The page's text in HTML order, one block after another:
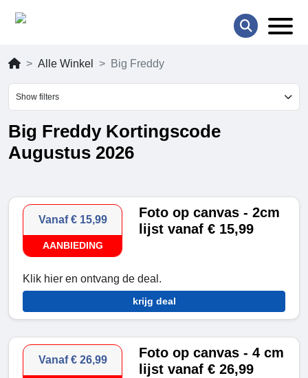
Alle Winkel Big Freddy
Show filters
Big Freddy Kortingscode
Augustus 2026
Vanaf € 15,99
AANBIEDING
Foto op canvas - 2cm
lijst vanaf € 15,99
Klik hier en ontvang de deal.
krijg deal
Vanaf € 26,99
Foto op canvas - 4 cm
lijst vanaf € 26,99